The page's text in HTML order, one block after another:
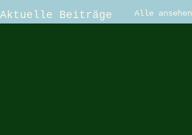
Aktuelle Beiträge Alle ansehen